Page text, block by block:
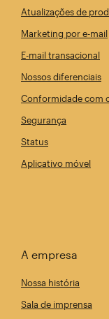
Atualizações de
Marketing por e-mail
E-mail transacional
Nossos diferenciais
Conformidade com
Segurança
Status
Aplicativo móvel
A empresa
Nossa história
Sala de imprensa